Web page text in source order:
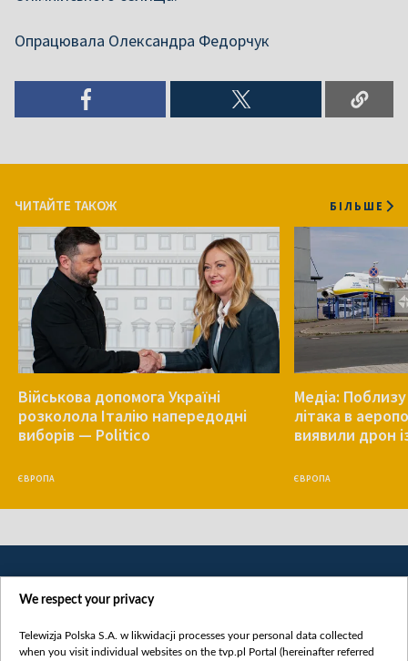
Опрацювала Олександра Федорчук
ЧИТАЙТЕ ТАКОЖ БІЛЬШЕ
Військова допомога Україні
розколола Італію напередодні
виборів — Politico
ЄВРОПА
Медіа:
літака в
виявили дрон
ЄВРОПА
We respect your privacy
Telewizja Polska S.A. w likwidacji processes your personal data collected
when you visit individual websites on the tvp.pl Portal (hereinafter referred